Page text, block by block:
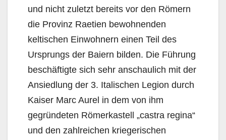
und nicht zuletzt bereits vor den Römern
die Provinz Raetien bewohnenden
keltischen Einwohnern einen Teil des
Ursprungs der Baiern bilden. Die Führung
beschäftigte sich sehr anschaulich mit der
Ansiedlung der 3. Italischen Legion durch
Kaiser Marc Aurel in dem von ihm
gegründeten Römerkastell „castra regina“
und den zahlreichen kriegerischen